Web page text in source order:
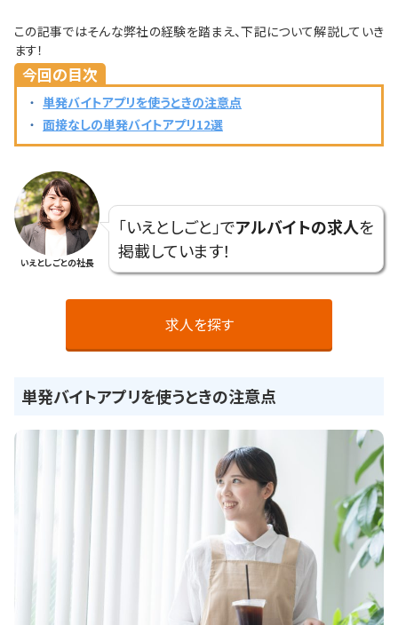
この記事ではそんな弊社の経験を踏まえ、下記について解説していき
ます！
今回の目次
単発バイトアプリを使うときの注意点
面接なしの単発バイトアプリ12選
いえとしごとの社長
「いえとしごと」でアルバイトの求人を
掲載しています！
求人を探す
単発バイトアプリを使うときの注意点